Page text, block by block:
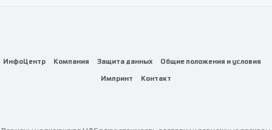
ИнфоЦентр Компания Защита данных
Общие положения и условия
Импринт
Контакт